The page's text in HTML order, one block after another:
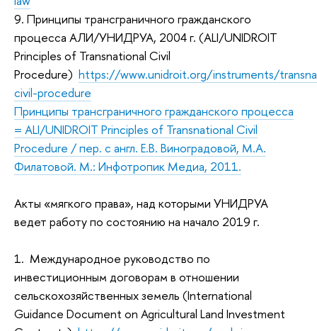
9. Принципы трансграничного гражданского
процесса АЛИ/УНИДРУА, 2004 г. (ALI/UNIDROIT
Principles of Transnational Civil
Procedure) https://www.unidroit.org/instruments/
civil-procedure
Принципы трансграничного гражданского процесса
= ALI/UNIDROIT Principles of Transnational Civil
Procedure / пер. с англ. Е.В. Виноградовой, М.А.
Филатовой. М.: Инфотропик Медиа, 2011.
Акты «мягкого права», над которыми УНИДРУА
ведет работу по состоянию на начало 2019 г.
1. Международное руководство по
инвестиционным договорам в отношении
сельскохозяйственных земель (International
Guidance Document on Agricultural Land Investment